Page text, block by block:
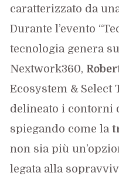
caratterizzato da
Durante l’evento
tecnologia genera
Nextwork360,
Ecosystem & Select
delineato i contorni
spiegando come la
non sia più
legata alla